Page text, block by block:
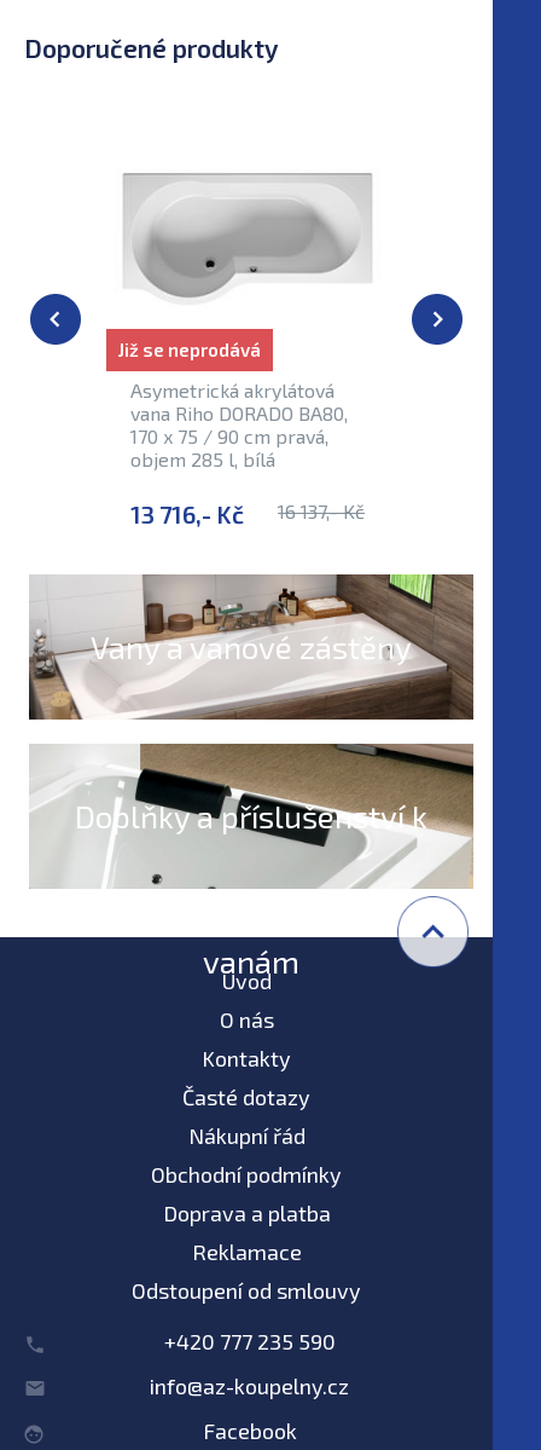
Doporučené produkty
Asymetrická akrylátová
vana Riho DORADO BA80,
170 x 75 / 90 cm pravá,
objem 285 l, bílá
13 716,- Kč 16 137,- Kč
Již se neprodává
Vany a vanové zástěny
Doplňky a příslušenství k
vanám
Úvod
O nás
Kontakty
Časté dotazy
Nákupní řád
Obchodní podmínky
Doprava a platba
Reklamace
Odstoupení od smlouvy
+420 777 235 590
info@az-koupelny.cz
Facebook